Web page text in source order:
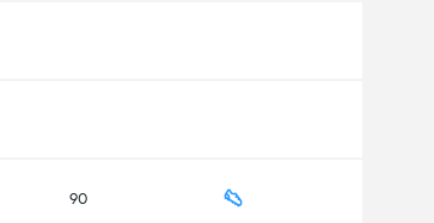
90